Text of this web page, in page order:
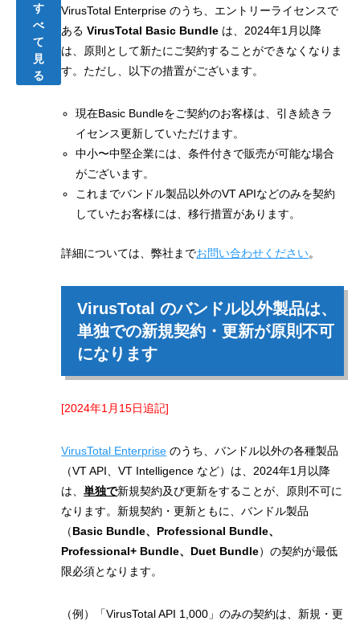
VirusTotal Enterprise のうち、エントリーライセンスで
あるVirusTotal Basic Bundle は、2024年1月以降
は、原則として新たにご契約することができなくなりま
す。ただし、以下の措置がございます。
現在Basic Bundleをご契約のお客様は、引き続きラ
イセンス更新していただけます。
中小〜中堅企業には、条件付きで販売が可能な場合
がございます。
これまでバンドル製品以外のVT APIなどのみを契約
していたお客様には、移行措置があります。
詳細については、弊社までお問い合わせください。
VirusTotal のバンドル以外製品は、
単独での新規契約・更新が原則不可
になります
[2024年1月15日追記]
VirusTotal Enterprise のうち、バンドル以外の各種製品
（VT API、VT Intelligence など）は、2024年1月以降
は、単独で新規契約及び更新をすることが、原則不可に
なります。新規契約・更新ともに、バンドル製品
（Basic Bundle、 Professional Bundle、
Professional+ Bundle、Duet Bundle）の契約が最低
限必須となります。
（例）「VirusTotal API 1,000」のみの契約は、新規・更
す
べ
て
見
る